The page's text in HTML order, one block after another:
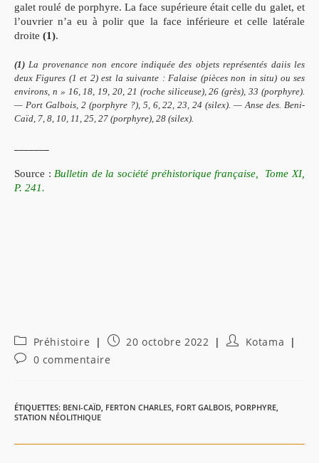
galet roulé de porphyre. La face supérieure était celle du galet, et
l’ouvrier n’a eu à polir que la face inférieure et celle latérale
droite (1).
(1) La provenance non encore indiquée des objets représentés daiis les
deux Figures (1 et 2) est la suivante : Falaise (pièces non in situ) ou ses
environs, n » 16, 18, 19, 20, 21 (roche siliceuse), 26 (grès), 33 (porphyre).
— Port Galbois, 2 (porphyre ?), 5, 6, 22, 23, 24 (silex). — Anse des. Beni-
Caïd, 7, 8, 10, 11, 25, 27 (porphyre), 28 (silex).
Source : Bulletin de la société préhistorique française, Tome XI,
P. 241.
Post
category:
Préhistoire
Publication
20 octobre 2022
Auteur/autrice
Kotama
Commentaires
0 commentaire
ÉTIQUETTES: BENI-CAÏD FERTON CHARLES FORT GALBOIS PORPHYRE
STATION NÉOLITHIQUE